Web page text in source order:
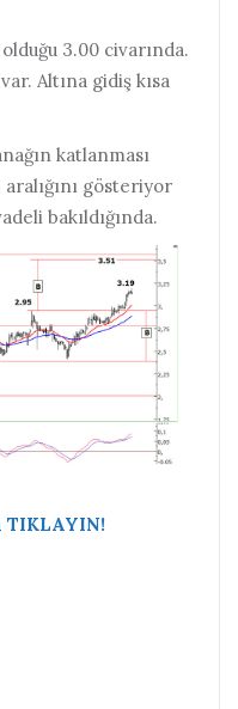
3.00 civarında.
Altına gidiş kısa
katlanması
gösteriyor
bakıldığında.